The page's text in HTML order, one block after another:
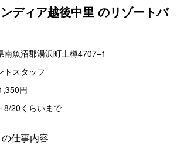
ディア越後中里 のリゾートバ
南魚沼郡湯沢町土樽4707−1
トスタッフ
円
8/20くらいまで
仕事内容